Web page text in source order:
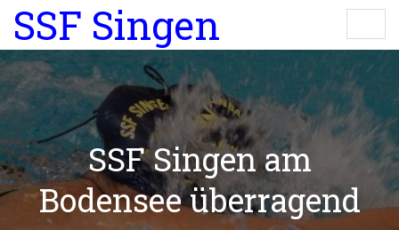
SSF Singen
SSF Singen am
Bodensee überragend